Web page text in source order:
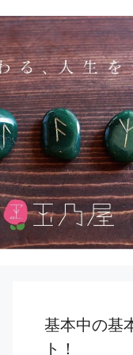
基本中の基
ト！